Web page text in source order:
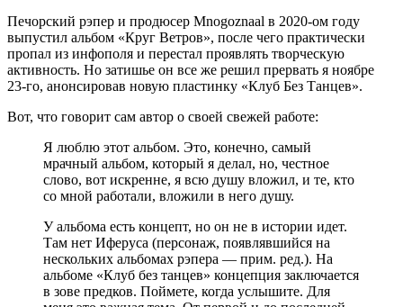
Печорский рэпер и продюсер Mnogoznaal в 2020-ом году
выпустил альбом «Круг Ветров», после чего практически
пропал из инфополя и перестал проявлять творческую
активность. Но затишье он все же решил прервать я ноябре
23-го, анонсировав новую пластинку «Клуб Без Танцев».
Вот, что говорит сам автор о своей свежей работе:
Я люблю этот альбом. Это, конечно, самый
мрачный альбом, который я делал, но, честное
слово, вот искренне, я всю душу вложил, и те, кто
со мной работали, вложили в него душу.
У альбома есть концепт, но он не в истории идет.
Там нет Иферуса (персонаж, появлявшийся на
нескольких альбомах рэпера — прим. ред.). На
альбоме «Клуб без танцев» концепция заключается
в зове предков. Поймете, когда услышите. Для